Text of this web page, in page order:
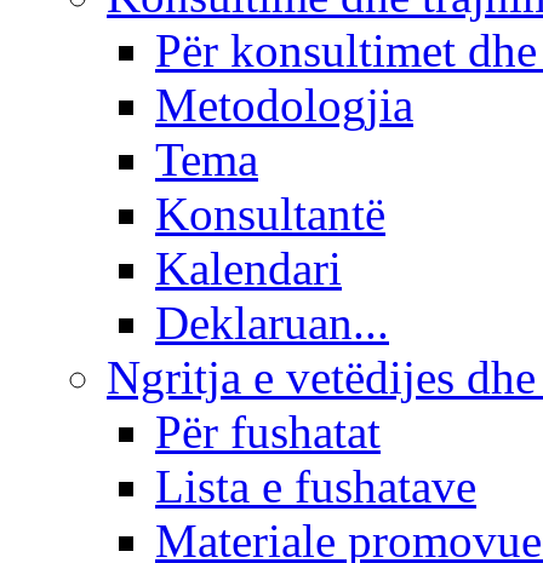
Për konsultimet
Metodologjia
Tema
Konsultantë
Kalendari
Deklaruan...
Ngritja e vetëdijes
Për fushatat
Lista e fushatave
Materiale